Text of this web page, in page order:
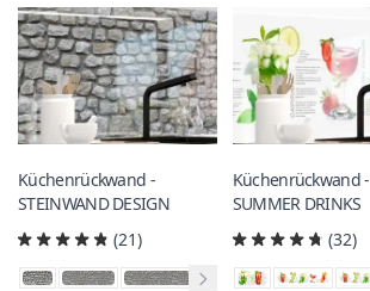
Küchenrückwand -
STEINWAND DESIGN
(21)
Küchenrückwand -
SUMMER DRINKS
(32)